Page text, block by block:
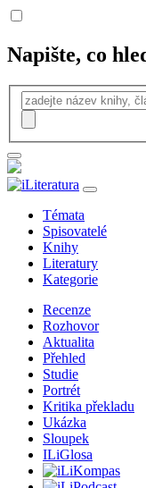
Napište, co
Témata
Spisovatelé
Knihy
Literatury
Kategorie
Recenze
Rozhovor
Aktualita
Přehled
Studie
Portrét
Kritika překladu
Ukázka
Sloupek
ILiGlosa